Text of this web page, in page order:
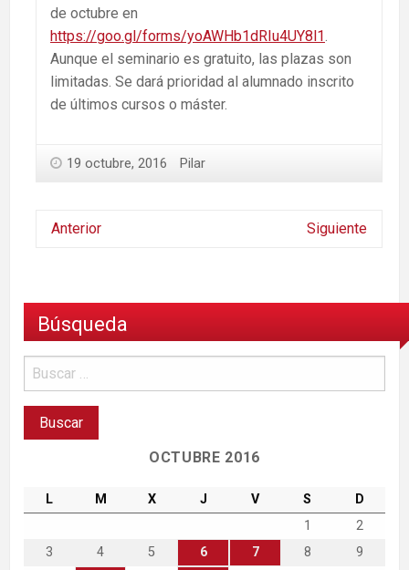
de octubre en
https://goo.gl/forms/yoAWHb1dRIu4UY8l1
Aunque el seminario es gratuito, las plazas son
limitadas. Se dará prioridad al alumnado inscrito
de últimos cursos o máster.
19 octubre, 2016 Pilar
Anterior Siguiente
Búsqueda
OCTUBRE 2016
L M X J V S
D
1
2
3
4 5 6 7 8
9